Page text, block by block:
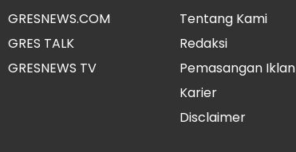
GRESNEWS.COM
GRES TALK
GRESNEWS TV
Tentang Kami
Redaksi
Pemasangan Iklan
Karier
Disclaimer